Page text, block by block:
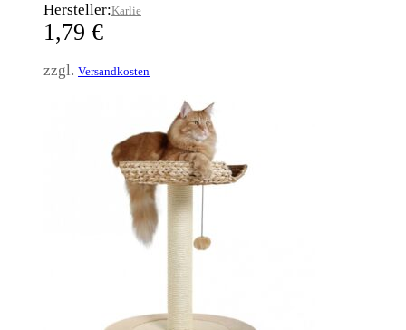
Hersteller:Karlie
1,79 €
zzgl. Versandkosten